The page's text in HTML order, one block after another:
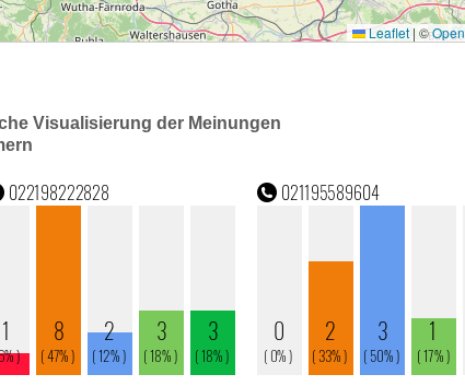
Visualisierung der Meinungen